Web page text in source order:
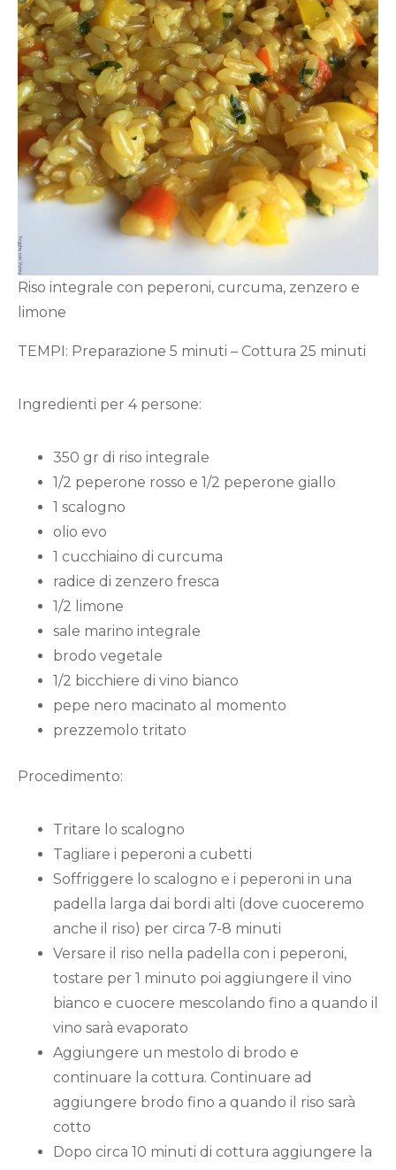
Riso integrale con peperoni, curcuma, zenzero e
limone
TEMPI: Preparazione 5 minuti – Cottura 25 minuti
Ingredienti per 4 persone:
350 gr di riso integrale
1/2 peperone rosso e 1/2 peperone giallo
1 scalogno
olio evo
1 cucchiaino di curcuma
radice di zenzero fresca
1/2 limone
sale marino integrale
brodo vegetale
1/2 bicchiere di vino bianco
pepe nero macinato al momento
prezzemolo tritato
Procedimento:
Tritare lo scalogno
Tagliare i peperoni a cubetti
Soffriggere lo scalogno e i peperoni in una
padella larga dai bordi alti (dove cuoceremo
anche il riso) per circa 7-8 minuti
Versare il riso nella padella con i peperoni,
tostare per 1 minuto poi aggiungere il vino
bianco e cuocere mescolando fino a quando il
vino sarà evaporato
Aggiungere un mestolo di brodo e
continuare la cottura. Continuare ad
aggiungere brodo fino a quando il riso sarà
cotto
Dopo circa 10 minuti di cottura aggiungere la